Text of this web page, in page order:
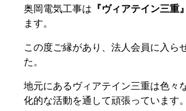
奥岡電気工事は 『ヴィアテイン三重』
ます。
この度ご縁があり、法人会員に入ら
た。
地元にあるヴィアテイン三重は色々
化的な活動を通して頑張っています。